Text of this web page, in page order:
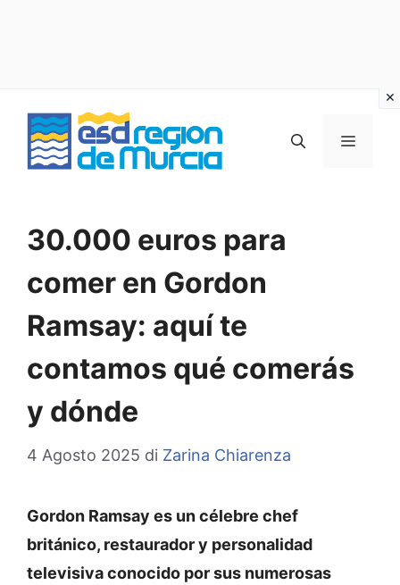
contenuto
MENU
30.000 euros para
comer en Gordon
Ramsay: aquí te
contamos qué comerás
y dónde
4 Agosto 2025 di Zarina Chiarenza
Gordon Ramsay es un célebre chef
británico, restaurador y personalidad
televisiva conocido por sus numerosas